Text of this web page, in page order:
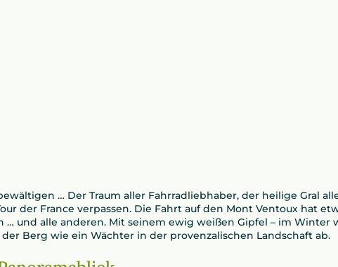
… Der Traum aller Fahrradliebhaber, der heilige Gral
der France verpassen. Die Fahrt auf den Mont Ventoux hat
und alle anderen. Mit seinem ewig weißen Gipfel – im Winter
Berg wie ein Wächter in der provenzalischen Landschaft ab.